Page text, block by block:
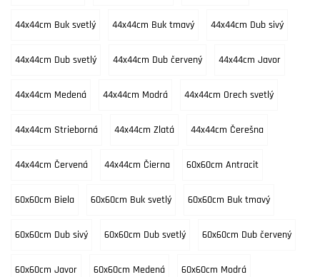
44x44cm Buk svetlý 44x44cm Buk tmavý 44x44cm Dub sivý
44x44cm Dub svetlý 44x44cm Dub červený 44x44cm Javor
44x44cm Medená 44x44cm Modrá 44x44cm Orech svetlý
44x44cm Strieborná 44x44cm Zlatá 44x44cm Čerešna
44x44cm Červená 44x44cm Čierna 60x60cm Antracit
60x60cm Biela 60x60cm Buk svetlý 60x60cm Buk tmavý
60x60cm Dub sivý 60x60cm Dub svetlý 60x60cm Dub červený
60x60cm Javor 60x60cm Medená 60x60cm Modrá